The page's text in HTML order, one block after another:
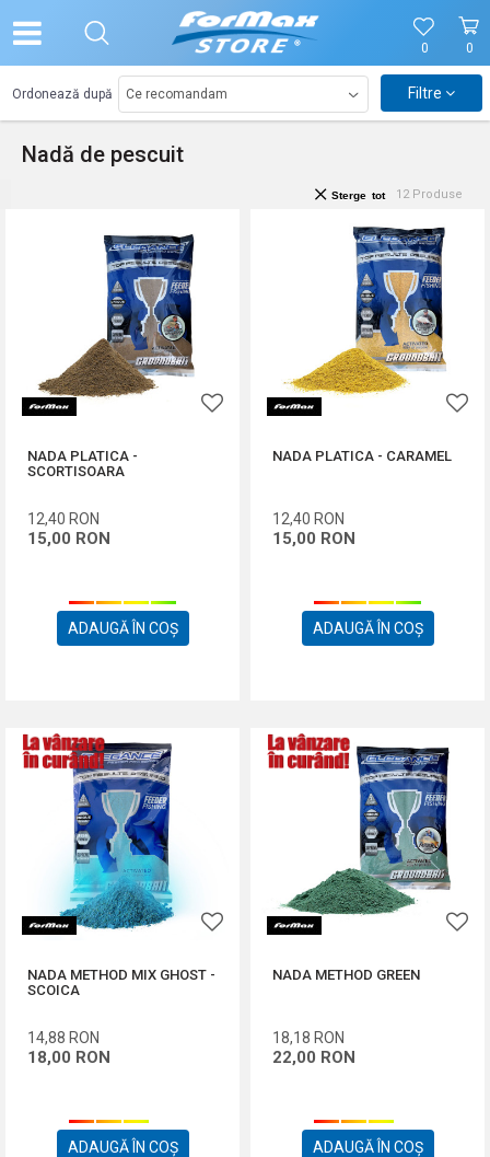
0
0
Nadă de pescuit
Ordonează după Filtre
12 Produse
Sterge tot
NADA PLATICA -
SCORTISOARA
12,40 RON
15,00 RON
ADAUGĂ ÎN COȘ
NADA PLATICA - CARAMEL
12,40 RON
15,00 RON
ADAUGĂ ÎN COȘ
NADA METHOD MIX GHOST -
SCOICA
14,88 RON
18,00 RON
ADAUGĂ ÎN COȘ
NADA METHOD GREEN
18,18 RON
22,00 RON
ADAUGĂ ÎN COȘ